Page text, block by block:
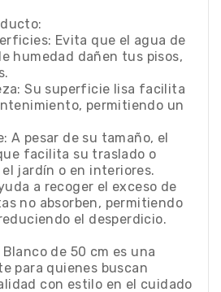
Evita que el agua de
humedad dañen tus pisos,
Su superficie lisa facilita
permitiendo un
A pesar de su tamaño, el
facilita su traslado o
jardín o en interiores.
a recoger el exceso de
no absorben, permitiendo
el desperdicio.
de 50 cm es una
para quienes buscan
con estilo en el cuidado